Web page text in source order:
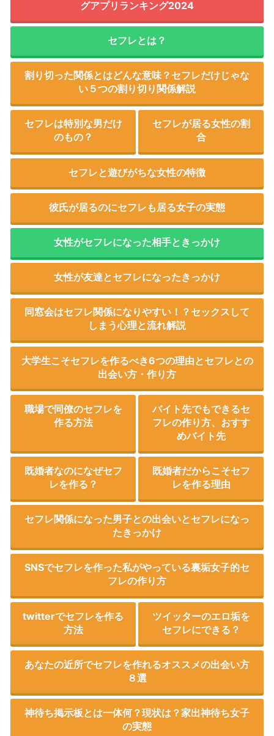
グアプリランキング2024
セフレとは？
割り切った関係とはどんな意味？セフレだけじゃな
い５つの割り切り関係解説
セフレは特別な男だけ
のもの？
セフレが居る女性の割
合
セフレと遊びがちな女性の特徴
彼氏が居るのにセフレも居る女子の実態
女性がセフレになった相手ときっかけ
女性が友達とセフレになったきっかけ
同窓会はセフレ関係になりやすい！？セックスして
しまう心理と流れ解説
大学生こそセフレを作るべき6つの理由とセフレとの
出会い方・作り方
職場で同僚のセフレを
作る方法
バイト先でもできるセ
フレの作り方、おすす
めバイト先
既婚者なのになぜセフ
レを作る？
既婚者だからこそセフ
レを作る理由
セフレ関係になった男子との出会いとセフレになっ
たきっかけ
SNSでセフレを作った私がやっている裏垢女子的セ
フレの作り方
twitterでセフレを作る
方法
ツイッターのエロ垢を
セフレにできる？
あなたの近所でセフレを作れるオススメの出会い方
８選
神待ち掲示板とは一体何？現状は？家出神待ち女子
の実態